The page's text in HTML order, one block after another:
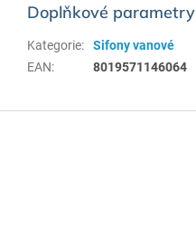
Doplňkové parametry
Kategorie:
Sifony vanové
EAN: 8019571146064
Z